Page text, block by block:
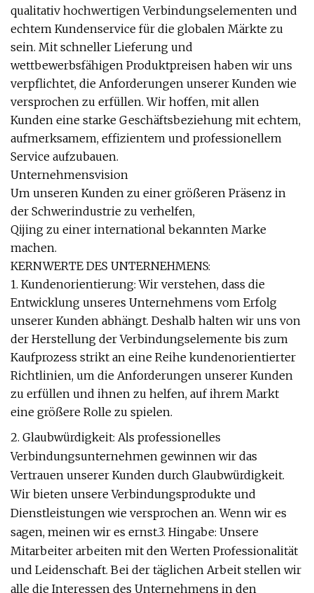
qualitativ hochwertigen Verbindungselementen und
echtem Kundenservice für die globalen Märkte zu
sein. Mit schneller Lieferung und
wettbewerbsfähigen Produktpreisen haben wir uns
verpflichtet, die Anforderungen unserer Kunden wie
versprochen zu erfüllen. Wir hoffen, mit allen
Kunden eine starke Geschäftsbeziehung mit echtem,
aufmerksamem, effizientem und professionellem
Service aufzubauen.
Unternehmensvision
Um unseren Kunden zu einer größeren Präsenz in
der Schwerindustrie zu verhelfen,
Qijing zu einer international bekannten Marke
machen.
KERNWERTE DES UNTERNEHMENS:
1. Kundenorientierung: Wir verstehen, dass die
Entwicklung unseres Unternehmens vom Erfolg
unserer Kunden abhängt. Deshalb halten wir uns von
der Herstellung der Verbindungselemente bis zum
Kaufprozess strikt an eine Reihe kundenorientierter
Richtlinien, um die Anforderungen unserer Kunden
zu erfüllen und ihnen zu helfen, auf ihrem Markt
eine größere Rolle zu spielen.
2. Glaubwürdigkeit: Als professionelles
Verbindungsunternehmen gewinnen wir das
Vertrauen unserer Kunden durch Glaubwürdigkeit.
Wir bieten unsere Verbindungsprodukte und
Dienstleistungen wie versprochen an. Wenn wir es
sagen, meinen wir es ernst.3. Hingabe: Unsere
Mitarbeiter arbeiten mit den Werten Professionalität
und Leidenschaft. Bei der täglichen Arbeit stellen wir
alle die Interessen des Unternehmens in den